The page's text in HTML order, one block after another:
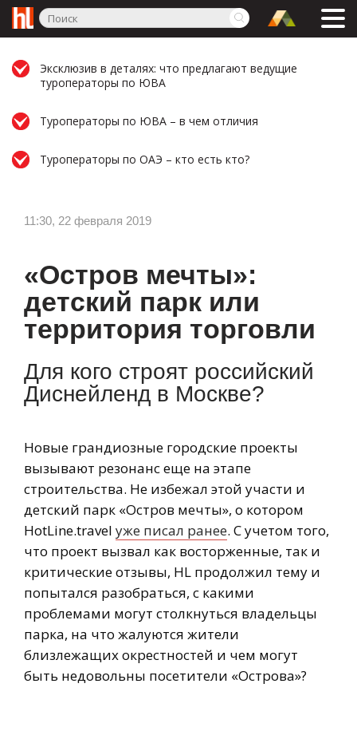
Эксклюзив в деталях: что предлагают ведущие
туроператоры по ЮВА
Туроператоры по ЮВА – в чем отличия
Туроператоры по ОАЭ – кто есть кто?
11:30, 22 февраля 2019
«Остров мечты»:
детский парк или
территория торговли
Для кого строят российский
Диснейленд в Москве?
Новые грандиозные городские проекты
вызывают резонанс еще на этапе
строительства. Не избежал этой участи и
детский парк «Остров мечты», о котором
HotLine.travel уже писал ранее. С учетом того,
что проект вызвал как восторженные, так и
критические отзывы, HL продолжил тему и
попытался разобраться, с какими
проблемами могут столкнуться владельцы
парка, на что жалуются жители
близлежащих окрестностей и чем могут
быть недовольны посетители «Острова»?